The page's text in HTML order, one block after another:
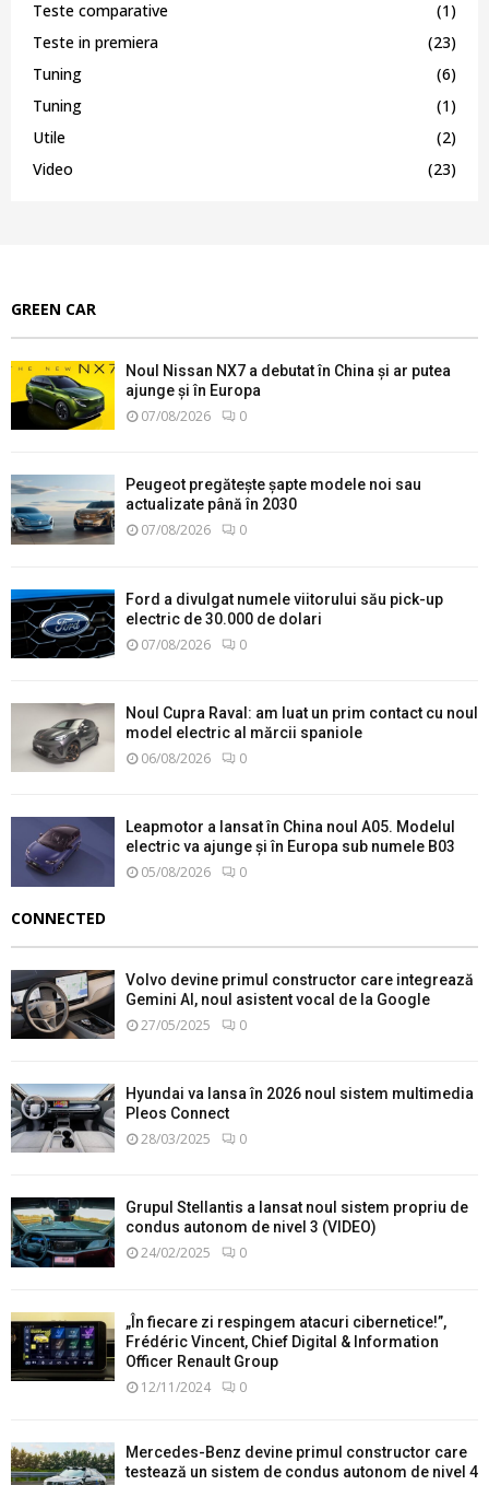
Teste comparative
(1)
Teste in premiera
(23)
Tuning
(6)
Tuning
(1)
Utile
(2)
Video
(23)
GREEN CAR
Noul Nissan NX7 a debutat în China și ar putea
ajunge și în Europa
07/08/2026 0
Peugeot pregătește șapte modele noi sau
actualizate până în 2030
07/08/2026 0
Ford a divulgat numele viitorului său pick-up
electric de 30.000 de dolari
07/08/2026 0
Noul Cupra Raval: am luat un prim contact cu noul
model electric al mărcii spaniole
06/08/2026 0
Leapmotor a lansat în China noul A05. Modelul
electric va ajunge și în Europa sub numele B03
05/08/2026 0
CONNECTED
Volvo devine primul constructor care integrează
Gemini AI, noul asistent vocal de la Google
27/05/2025 0
Hyundai va lansa în 2026 noul sistem multimedia
Pleos Connect
28/03/2025 0
Grupul Stellantis a lansat noul sistem propriu de
condus autonom de nivel 3 (VIDEO)
24/02/2025 0
„În fiecare zi respingem atacuri cibernetice!”,
Frédéric Vincent, Chief Digital & Information
Officer Renault Group
12/11/2024 0
Mercedes-Benz devine primul constructor care
testează un sistem de condus autonom de nivel 4